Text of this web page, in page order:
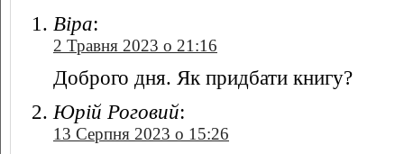
Віра:
2 Травня 2023 о 21:16
Доброго дня. Як придбати книгу?
Юрій Роговий:
13 Серпня 2023 о 15:26